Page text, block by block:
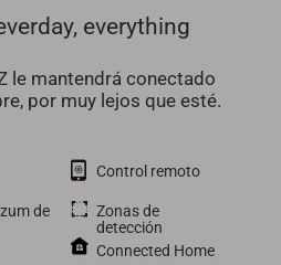
everything
le mantendrá conectado
por muy lejos que esté.
de
Control remoto
Zonas de
detección
Connected Home